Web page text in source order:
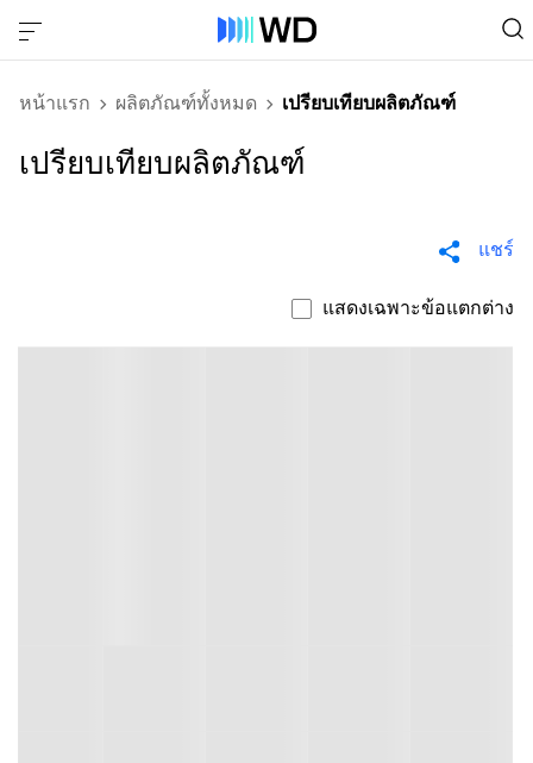
หน้าแรก ผลิตภัณฑ์ทั้งหมด เปรียบเทียบผลิตภัณฑ์
เปรียบเทียบผลิตภัณฑ์
แชร์
แสดงเฉพาะข้อแตกต่าง